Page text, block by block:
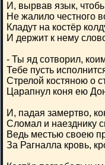
И, вырвав язык,
Не жалило честного
Кладут на костёр
И держит к нему
- Ты яд сотворил,
Тебе пусть
Стрелой костяною о
Царапнул коня ею
И, падая замертво,
Сломал и наезднику
Ведь местью своею
За Рагналла кровь,